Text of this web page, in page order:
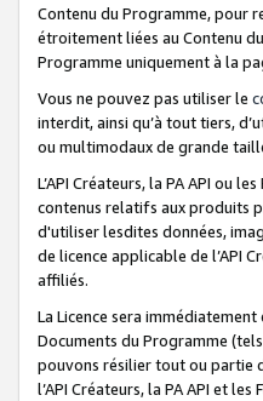
Contenu du Programme, pour
étroitement liées au Contenu
Programme uniquement à la
Vous ne pouvez pas utiliser le
interdit, ainsi qu’à tout tiers,
ou multimodaux de grande
L’API Créateurs, la PA API ou
contenus relatifs aux produits
d'utiliser lesdites données,
de licence applicable de l’API
affiliés.
La Licence sera
Documents du Programme
pouvons résilier tout ou partie
l’API Créateurs, la PA API et